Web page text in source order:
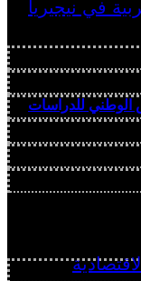
الوطني للدراسات